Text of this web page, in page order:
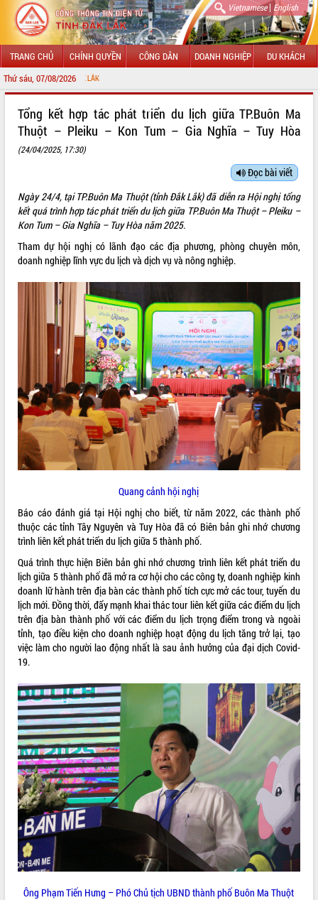
Vietnamese| English
TRANG CHỦ CHÍNH QUYỀN CÔNG DÂN DOANH NGHIỆP DU KHÁCH
Thứ sáu, 07/08/2026
LÃNH ĐẠO UBND TỈNH
SỞ, BAN, NGÀNH
UBND CÁC XÃ, PHƯỜNG
THÔNG TIN CHỈ ĐẠO ĐIỀU HÀNH
VĂN BẢN HĐND TỈNH
ĐIỂM TIN VĂN BẢN
QUY HOẠCH - KẾ HOẠCH
VIDEO
Khám bệnh, cấp phát thuốc miễn phí
và tặng quà người dân xã Cư Pui
Hội nghị UBND tỉnh Đắk Lắk thường kỳ
tháng 7/2026
Lễ truy tặng danh hiệu “Bà Mẹ Việt
Nam Anh hùng” và trao Huân chương
Lao động
Tổng kết hợp tác phát triển du lịch giữa TP.Buôn Ma
Thuột – Pleiku – Kon Tum – Gia Nghĩa – Tuy Hòa
(24/04/2025, 17:30)
Đọc bài viết
Ngày 24/4, tại TP.Buôn Ma Thuột (tỉnh Đắk Lắk) đã diễn ra Hội nghị tổng
kết quá trình hợp tác phát triển du lịch giữa TP.Buôn Ma Thuột – Pleiku –
Kon Tum – Gia Nghĩa – Tuy Hòa năm 2025.
Tham dự hội nghị có lãnh đạo các địa phương, phòng chuyên môn,
doanh nghiệp lĩnh vực du lịch và dịch vụ và nông nghiệp.
Quang cảnh hội nghị
Báo cáo đánh giá tại Hội nghị cho biết, từ năm 2022, các thành phố
thuộc các tỉnh Tây Nguyên và Tuy Hòa đã có Biên bản ghi nhớ chương
trình liên kết phát triển du lịch giữa 5 thành phố.
Quá trình thực hiện Biên bản ghi nhớ chương trình liên kết phát triển du
lịch giữa 5 thành phố đã mở ra cơ hội cho các công ty, doanh nghiệp kinh
doanh lữ hành trên địa bàn các thành phố tích cực mở các tour, tuyến du
lịch mới. Đồng thời, đẩy mạnh khai thác tour liên kết giữa các điểm du lịch
trên địa bàn thành phố với các điểm du lịch trọng điểm trong và ngoài
tỉnh, tạo điều kiện cho doanh nghiệp hoạt động du lịch tăng trở lại, tạo
việc làm cho người lao động nhất là sau ảnh hưởng của đại dịch Covid-
19.
Ông Phạm Tiến Hưng – Phó Chủ tịch UBND thành phố Buôn Ma Thuột